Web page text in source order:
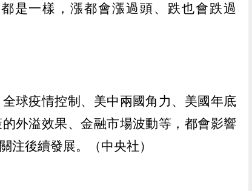
是一樣，漲都會漲過頭、跌也會跌過
球疫情控制、美中兩國角力、美國年底
外溢效果、金融市場波動等，都會影響
注後續發展。（中央社）